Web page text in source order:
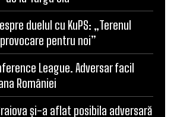
pentru noi”
League. Adversar facil
României
și-a aflat posibila adversară
League